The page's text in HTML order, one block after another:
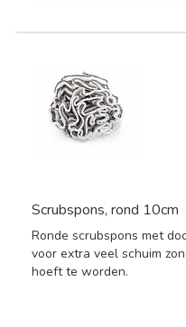
Scrubspons, rond 10cm
Ronde scrubspons met
voor extra veel schuim
hoeft te worden.